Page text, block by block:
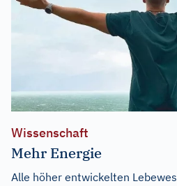
Wissenschaft
Mehr Energie
Alle höher entwickelten